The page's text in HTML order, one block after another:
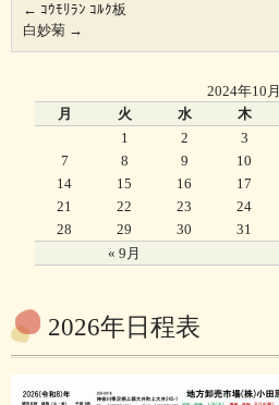
← ｺｳﾓﾘﾗﾝ ｺﾙｸ板
白妙菊 →
2024年10月
月
火 水 木
« 9月
1 2 3
7
8 9 10
14
15 16 17
21
22 23 24
28
29 30 31
2026年日程表